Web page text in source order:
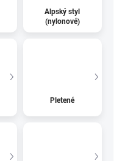
Alpský styl
(nylonové)
Pletené